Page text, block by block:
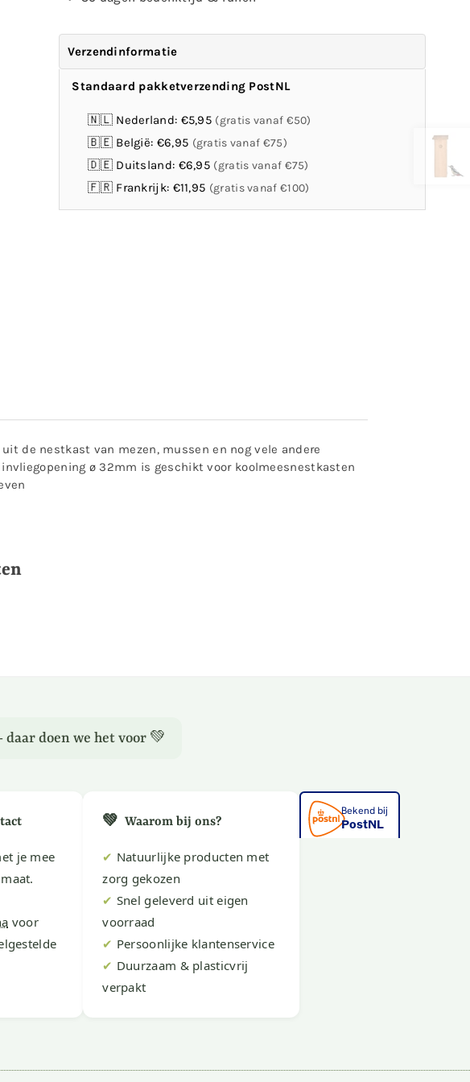
Verzendinformatie
Standaard pakketverzending PostNL
🇳🇱 Nederland: €5,95 (gratis vanaf €50)
🇧🇪 België: €6,95 (gratis vanaf €75)
🇩🇪 Duitsland: €6,95 (gratis vanaf €75)
🇫🇷 Frankrijk: €11,95 (gratis vanaf €100)
de nestkast van mezen, mussen en nog vele andere
ø 32mm is geschikt voor koolmeesnestkasten
doen we het voor 💚
je mee
voor
💚 Waarom bij ons?
✔ Natuurlijke producten met
zorg gekozen
✔ Snel geleverd uit eigen
voorraad
✔ Persoonlijke klantenservice
✔ Duurzaam & plasticvrij
verpakt